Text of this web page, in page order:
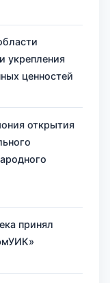
укрепления
ценностей
открытия
принял